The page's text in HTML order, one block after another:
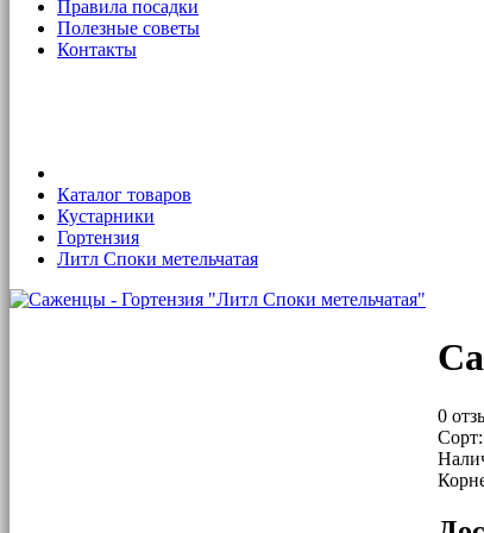
Правила посадки
Полезные советы
Контакты
Каталог товаров
Кустарники
Гортензия
Литл Споки метельчатая
0
Сорт: